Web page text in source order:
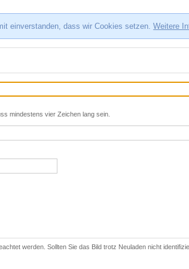
einverstanden, dass wir Cookies setzen.Weitere
mindestens vier Zeichen lang sein.
werden. Sollten Sie das Bild trotz Neuladen nicht